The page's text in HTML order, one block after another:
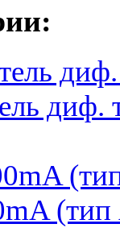
диф.